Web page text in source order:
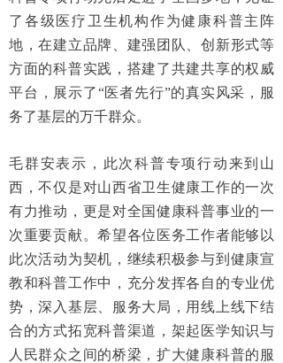
了各级医疗卫生机构作为健康科普主阵
地，在建立品牌、建强团队、创新形式等
方面的科普实践，搭建了共建共享的权威
平台，展示了“医者先行”的真实风采，服
务了基层的万千群众。
毛群安表示，此次科普专项行动来到山
西，不仅是对山西省卫生健康工作的一次
有力推动，更是对全国健康科普事业的一
次重要贡献。希望各位医务工作者能够以
此次活动为契机，继续积极参与到健康宣
教和科普工作中，充分发挥各自的专业优
势，深入基层、服务大局，用线上线下结
合的方式拓宽科普渠道，架起医学知识与
人民群众之间的桥梁，扩大健康科普的服